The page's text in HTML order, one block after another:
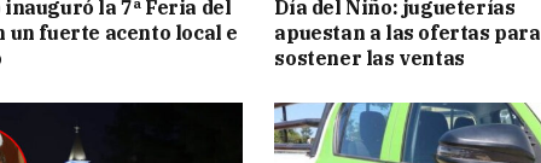
la 7ª Feria del
un fuerte acento local e
Día del Niño: jugueterías
apuestan a las ofertas para
sostener las ventas